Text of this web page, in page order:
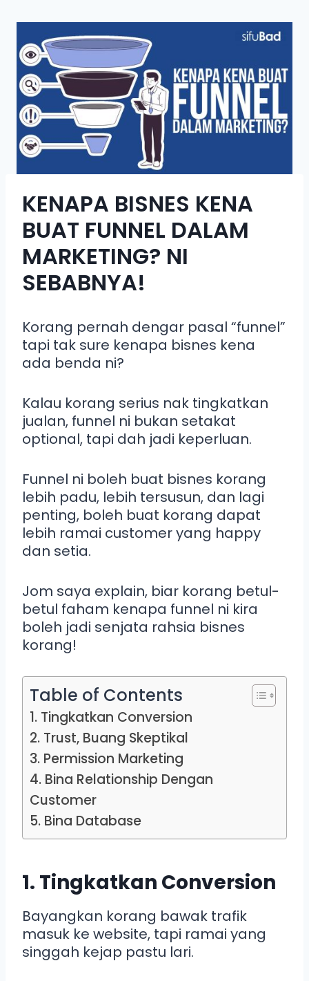
KENAPA BISNES KENA
BUAT FUNNEL DALAM
MARKETING? NI
SEBABNYA!
Korang pernah dengar pasal “funnel”
tapi tak sure kenapa bisnes kena
ada benda ni?
Kalau korang serius nak tingkatkan
jualan, funnel ni bukan setakat
optional, tapi dah jadi keperluan.
Funnel ni boleh buat bisnes korang
lebih padu, lebih tersusun, dan lagi
penting, boleh buat korang dapat
lebih ramai customer yang happy
dan setia.
Jom saya explain, biar korang betul-
betul faham kenapa funnel ni kira
boleh jadi senjata rahsia bisnes
korang!
Table of Contents
1. Tingkatkan Conversion
2. Trust, Buang Skeptikal
3. Permission Marketing
4. Bina Relationship Dengan
Customer
5. Bina Database
1. Tingkatkan Conversion
Bayangkan korang bawak trafik
masuk ke website, tapi ramai yang
singgah kejap pastu lari.